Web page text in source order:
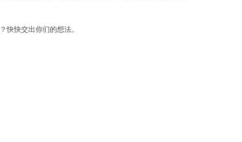
？快快交出你们的想法。